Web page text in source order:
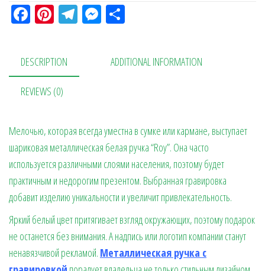
Fa
bo
ok
Pi
er
es
t
Te
a
M
se
n
ра
в
DESCRIPTION ADDITIONAL INFORMATION
REVIEWS (0)
Мелочью, которая всегда уместна в сумке или кармане, выступает
шариковая металлическая белая ручка “Roy”. Она часто
используется различными слоями населения, поэтому будет
практичным и недорогим презентом. Выбранная гравировка
добавит изделию уникальности и увеличит привлекательность.
Яркий белый цвет притягивает взгляд окружающих, поэтому подарок
не останется без внимания. А надпись или логотип компании станут
ненавязчивой рекламой. Металлическая ручка с